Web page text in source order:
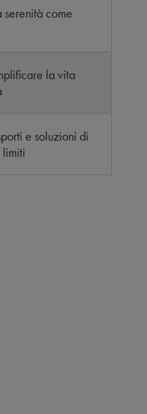
serenità come
la vita
e soluzioni di